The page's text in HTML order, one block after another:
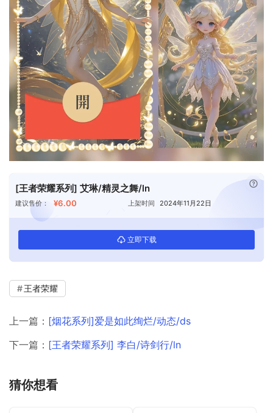
[王者荣耀系列] 艾琳/精灵之舞/ln
建议售价： ¥6.00 上架时间 2024年11月22日
立即下载
已
王者荣耀
上一篇： [烟花系列]爱是如此绚烂/动态/ds
下一篇： [王者荣耀系列] 李白/诗剑行/ln
猜你想看